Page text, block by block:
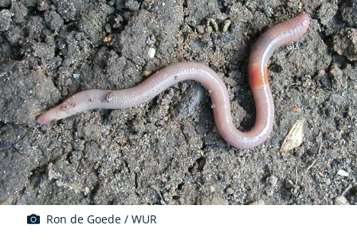
Ron de Goede / WUR